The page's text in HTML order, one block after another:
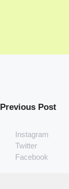
Previous Post
Instagram
Twitter
Facebook